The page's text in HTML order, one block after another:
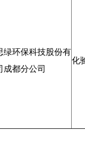
绿环保科技股份有
成都分公司
化